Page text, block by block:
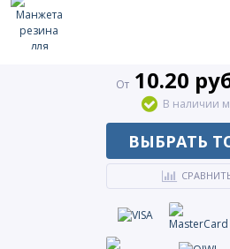
От10.20
В наличии
ВЫБРАТЬ